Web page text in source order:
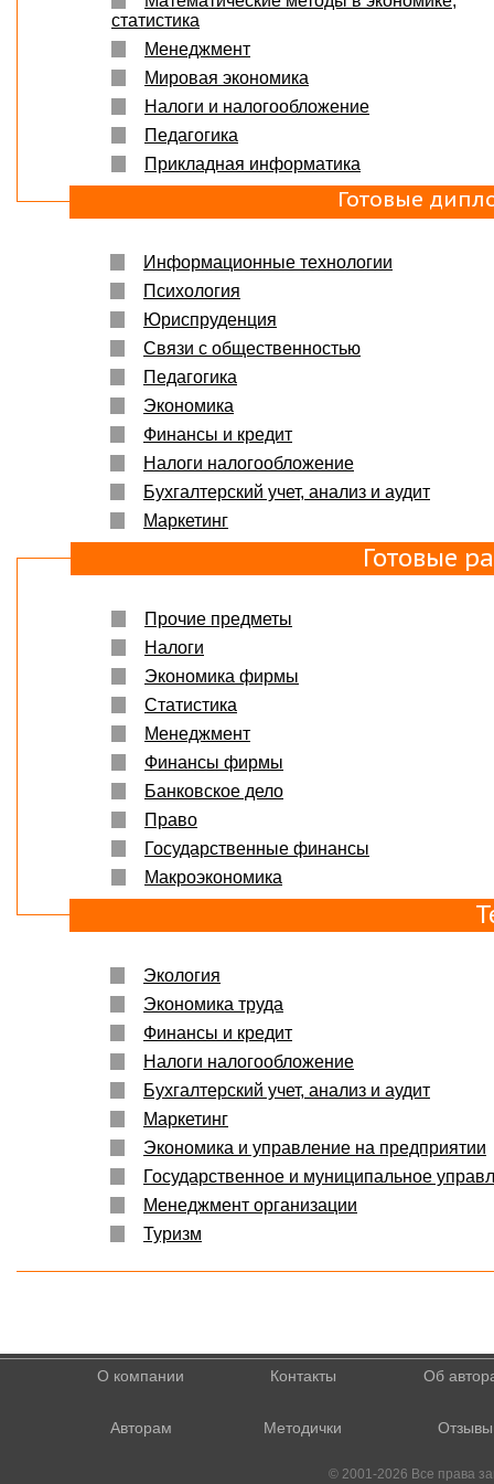
06.10.2017
Большое спасибо Вам и автору!!! Это именно то,
что нужно!!!!!
Спасибо, что ВЫ есть!!!
статистика
Менеджмент
Мировая экономика
Налоги и налогообложение
Педагогика
Прикладная информатика
Готовые
Информационные технологии
Психология
Юриспруденция
Связи с общественностью
Педагогика
Экономика
Финансы и кредит
Налоги налогообложение
Бухгалтерский учет, анализ и аудит
Маркетинг
Готовые
Прочие предметы
Налоги
Экономика фирмы
Статистика
Менеджмент
Финансы фирмы
Банковское дело
Право
Государственные финансы
Макроэкономика
Экология
Экономика труда
Финансы и кредит
Налоги налогообложение
Бухгалтерский учет, анализ и аудит
Маркетинг
Экономика и управление на предприятии
Государственное и муниципальное
Менеджмент организации
Туризм
О компании Контакты Об
Авторам Методички Отзывы
© 2001-2026 Все права